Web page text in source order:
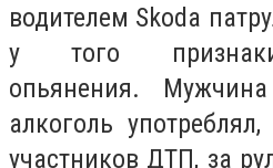
водителем Skoda
у того признаки
опьянения.
алкоголь
участников ДТП, за